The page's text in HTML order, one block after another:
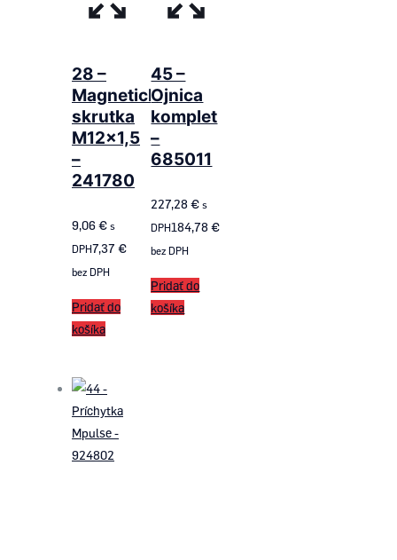
28 –
Magnetická
skrutka
M12x1,5
–
241780
9,06€ s
DPH7,37 €
bez DPH
Pridať do
košíka
45 –
Ojnica
komplet
–
685011
227,28€ s
DPH184,78€
bez DPH
Pridať do
košíka